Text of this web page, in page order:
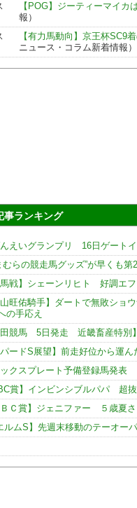
【POG】ジーティーマイカ
報）
【有力馬動向】京王杯SC9
ニュース・コラム新着情報）
事ランキング
んえいグランプリ 16日ゲート
むらの競走馬グッズ”が早くも
馬戦】シェーンリヒト 好調エ
山旺佑騎手】ダートで無敗ショ
の手応え
田競馬 5日発走 近畿畜産特別
パードS展望】前走好位から運
クスプレート予備登録馬発
賞】インビンシブルパパ 超
ＢＣ賞】ジェニファー ５歳夏
ルムS】先週末移動のテーオ